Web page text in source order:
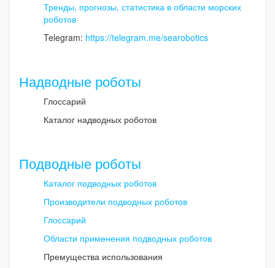
Тренды, прогнозы, статистика в области морских
роботов
Telegram: https://telegram.me/searobotics
Надводные роботы
Глоссарий
Каталог надводных роботов
Подводные роботы
Каталог подводных роботов
Производители подводных роботов
Глоссарий
Области применения подводных роботов
Премущества использования